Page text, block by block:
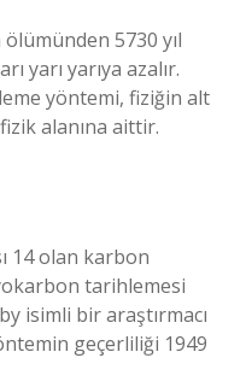
5730 yıl
yarı yarıya azalır.
yöntemi, fiziğin alt
alanına aittir.
14 olan karbon
tarihlemesi
isimli bir araştırmacı
geçerliliği 1949